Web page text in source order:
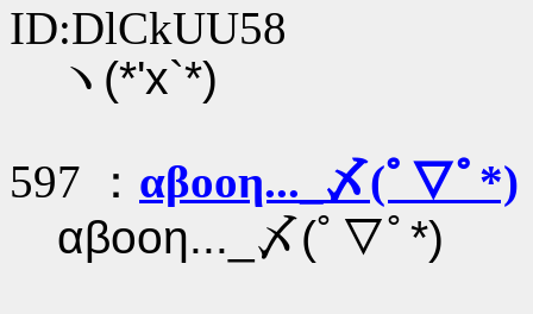
ID:DlCkUU58
ヽ(*'x`*)ゞ
597 ： αβοοη..._〆(ﾟ▽ﾟ*)
αβοοη..._〆(ﾟ▽ﾟ*)